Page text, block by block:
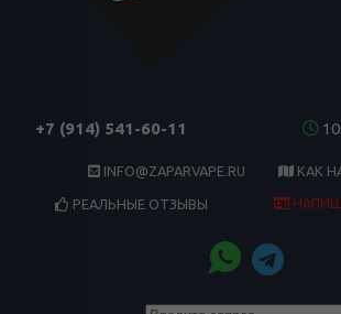
+7 (914) 541-60-11
INFO@ZAPARVAPE.RU КАК
РЕАЛЬНЫЕ ОТЗЫВЫ